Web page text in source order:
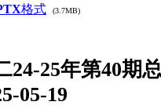
格式 (3.7MB)
24-25年第40期
05-19